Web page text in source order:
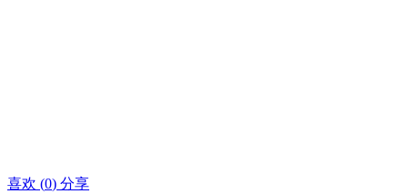
喜欢 (0) 分享